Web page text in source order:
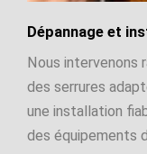
Dépannage et
Nous intervenons
des serrures
une installation
des équipements